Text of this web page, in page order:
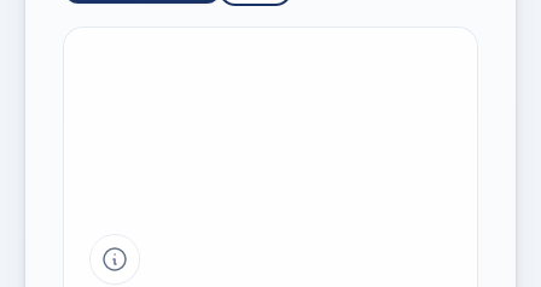
Tipp a grafikon jelmagyarázatához